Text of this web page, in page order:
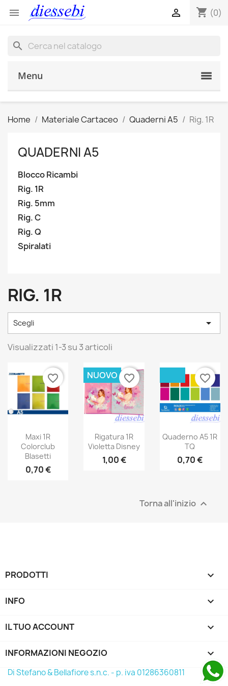
 shopping_cart (0)

search
Menu
Home Materiale Cartaceo Quaderni A5 Rig. 1R
QUADERNI A5
Blocco Ricambi
Rig. 1R
Rig. 5mm
Rig. C
Rig. Q
Spiralati
RIG. 1R
Scegli 
Visualizzati 1-3 su 3 articoli
Maxi 1R
Colorclub
Blasetti
0,70 €
favorite_border
Rigatura 1R
Violetta Disney
1,00 €
NUOVO favorite_border
Quaderno A5 1R
TQ
0,70 €
favorite_border
Torna all'inizio 
PRODOTTI 
INFO 
IL TUO ACCOUNT 
INFORMAZIONI NEGOZIO keyboard_arrow_down
Di Stefano & Bellafiore s.n.c. - p. iva 01286360811